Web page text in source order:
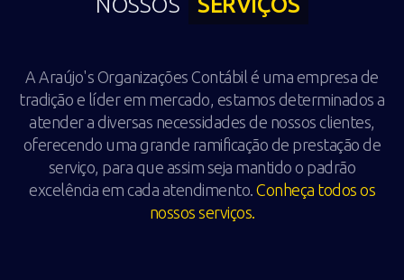
A Araújo's Organizações Contábil é uma empresa de
tradição e líder em mercado, estamos determinados a
atender a diversas necessidades de nossos clientes,
oferecendo uma grande ramificação de prestação de
serviço, para que assim seja mantido o padrão
excelência em cada atendimento. Conheça todos os
nossos serviços.